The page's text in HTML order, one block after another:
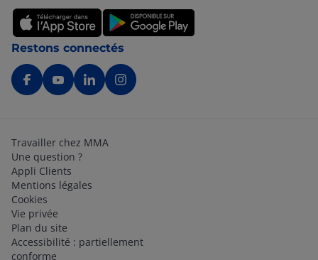
Restons connectés
Travailler chez MMA
Une question ?
Appli Clients
Mentions légales
Cookies
Vie privée
Plan du site
Accessibilité : partiellement
conforme